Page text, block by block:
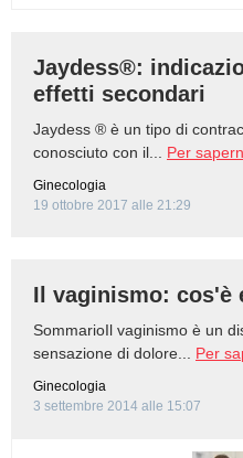
Jaydess®:
effetti secondari
Jaydess ® è un tipo di
conosciuto con il... Per
Ginecologia
19 ottobre 2017 alle 21:29
Il vaginismo: cos'è
SommarioIl vaginismo è un
sensazione di dolore... Per
Ginecologia
3 settembre 2014 alle 15:07